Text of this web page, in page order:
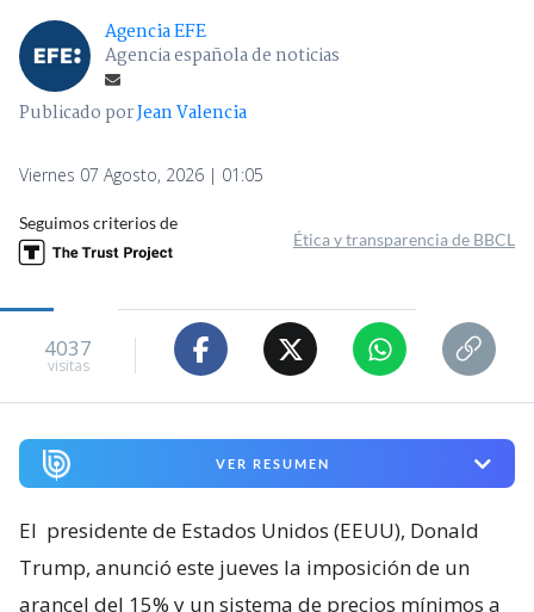
Agencia EFE
Agencia española de noticias
Publicado porJean Valencia
Viernes 07 Agosto, 2026 | 01:05
Seguimos criterios de
Ética y transparencia de BBCL
4037
visitas
VER RESUMEN
El presidente de Estados Unidos (EEUU), Donald
Trump, anunció este jueves la imposición de un
arancel del 15% y un sistema de precios mínimos a